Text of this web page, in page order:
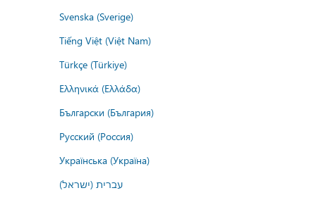
Svenska (Sverige)
Tiếng Việt (Việt Nam)
Türkçe (Türkiye)
Ελληνικά (Ελλάδα)
Български (България)
Русский (Россия)
Українська (Україна)
עברית (ישראל)